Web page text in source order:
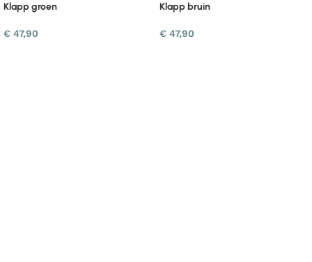
Klapp groen
€ 47,90
Klapp bruin
€ 47,90